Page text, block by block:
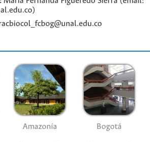
Amazonía Bogotá